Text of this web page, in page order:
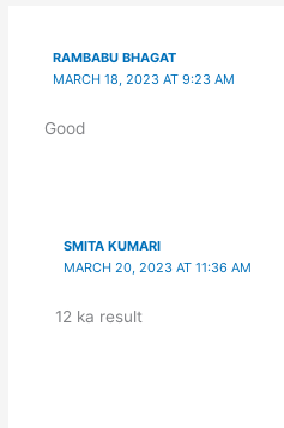
RAMBABU BHAGAT
MARCH 18, 2023 AT 9:23 AM
Good
SMITA KUMARI
MARCH 20, 2023 AT 11:36 AM
12 ka result